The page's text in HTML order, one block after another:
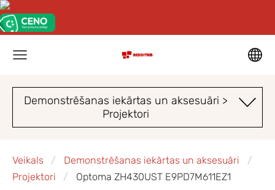
Demonstrēšanas iekārtas un aksesuāri >
Projektori
Veikals
Demonstrēšanas iekārtas un aksesuāri
Projektori
Optoma ZH430UST E9PD7M611EZ1